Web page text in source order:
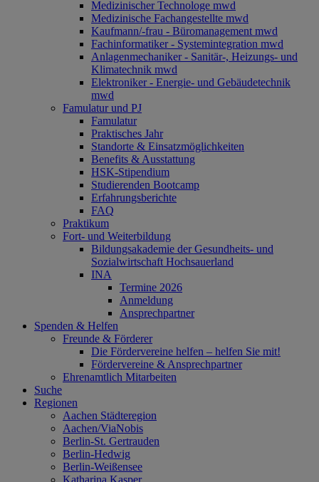
Medizinischer Technologe mwd
Medizinische Fachangestellte mwd
Kaufmann/-frau - Büromanagement mwd
Fachinformatiker - Systemintegration mwd
Anlagenmechaniker - Sanitär-, Heizungs- und
Klimatechnik mwd
Elektroniker - Energie- und Gebäudetechnik
mwd
Famulatur und PJ
Famulatur
Praktisches Jahr
Standorte & Einsatzmöglichkeiten
Benefits & Ausstattung
HSK-Stipendium
Studierenden Bootcamp
Erfahrungsberichte
FAQ
Praktikum
Fort- und Weiterbildung
Bildungsakademie der Gesundheits- und
Sozialwirtschaft Hochsauerland
INA
Termine 2026
Anmeldung
Ansprechpartner
Spenden & Helfen
Freunde & Förderer
Die Fördervereine helfen – helfen Sie mit!
Fördervereine & Ansprechpartner
Ehrenamtlich Mitarbeiten
Suche
Regionen
Aachen Städteregion
Aachen/ViaNobis
Berlin-St. Gertrauden
Berlin-Hedwig
Berlin-Weißensee
Katharina Kasper